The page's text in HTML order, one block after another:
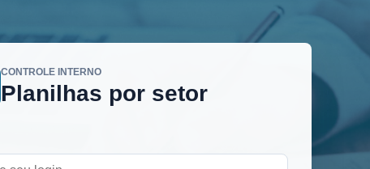
CONTROLE INTERNO
Planilhas por setor